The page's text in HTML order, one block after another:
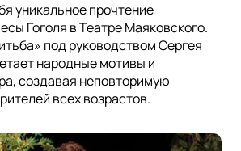
уникальное прочтение
Гоголя в Театре Маяковского.
под руководством Сергея
народные мотивы и
создавая неповторимую
всех возрастов.